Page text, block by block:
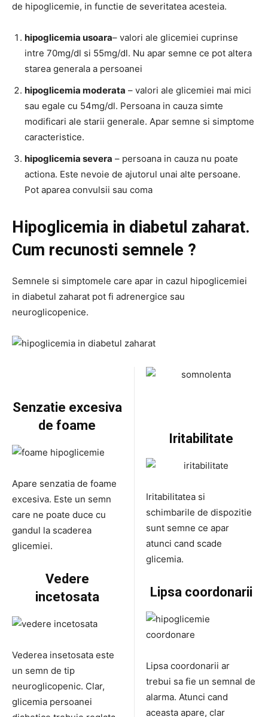
de hipoglicemie, in functie de severitatea acesteia.
hipoglicemia usoara– valori ale glicemiei cuprinse
intre 70mg/dl si 55mg/dl. Nu apar semne ce pot altera
starea generala a persoanei
hipoglicemia moderata – valori ale glicemiei mai mici
sau egale cu 54mg/dl. Persoana in cauza simte
modificari ale starii generale. Apar semne si simptome
caracteristice.
hipoglicemia severa – persoana in cauza nu poate
actiona. Este nevoie de ajutorul unai alte persoane.
Pot aparea convulsii sau coma
Hipoglicemia in diabetul zaharat.
Cum recunosti semnele ?
Semnele si simptomele care apar in cazul hipoglicemiei
in diabetul zaharat pot fi adrenergice sau
neuroglicopenice.
Senzatie excesiva
de foame
Apare senzatia de foame
excesiva. Este un semn
care ne poate duce cu
gandul la scaderea
glicemiei.
Vedere
incetosata
Vederea insetosata este
un semn de tip
neuroglicopenic. Clar,
glicemia persoanei
Iritabilitate
Iritabilitatea si
schimbarile de dispozitie
sunt semne ce apar
atunci cand scade
glicemia.
Lipsa coordonarii
Lipsa coordonarii ar
trebui sa fie un semnal de
alarma. Atunci cand
aceasta apare, clar